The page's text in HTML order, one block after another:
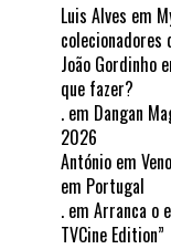
Luis Alves em
colecionadores
João Gordinho
que fazer?
. em Dangan
2026
António em
em Portugal
. em Arranca o
TVCine Edition”